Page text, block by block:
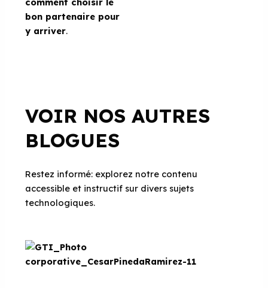
bon partenaire pour
y arriver.
VOIR NOS AUTRES
BLOGUES
Restez informé: explorez notre contenu
accessible et instructif sur divers sujets
technologiques.